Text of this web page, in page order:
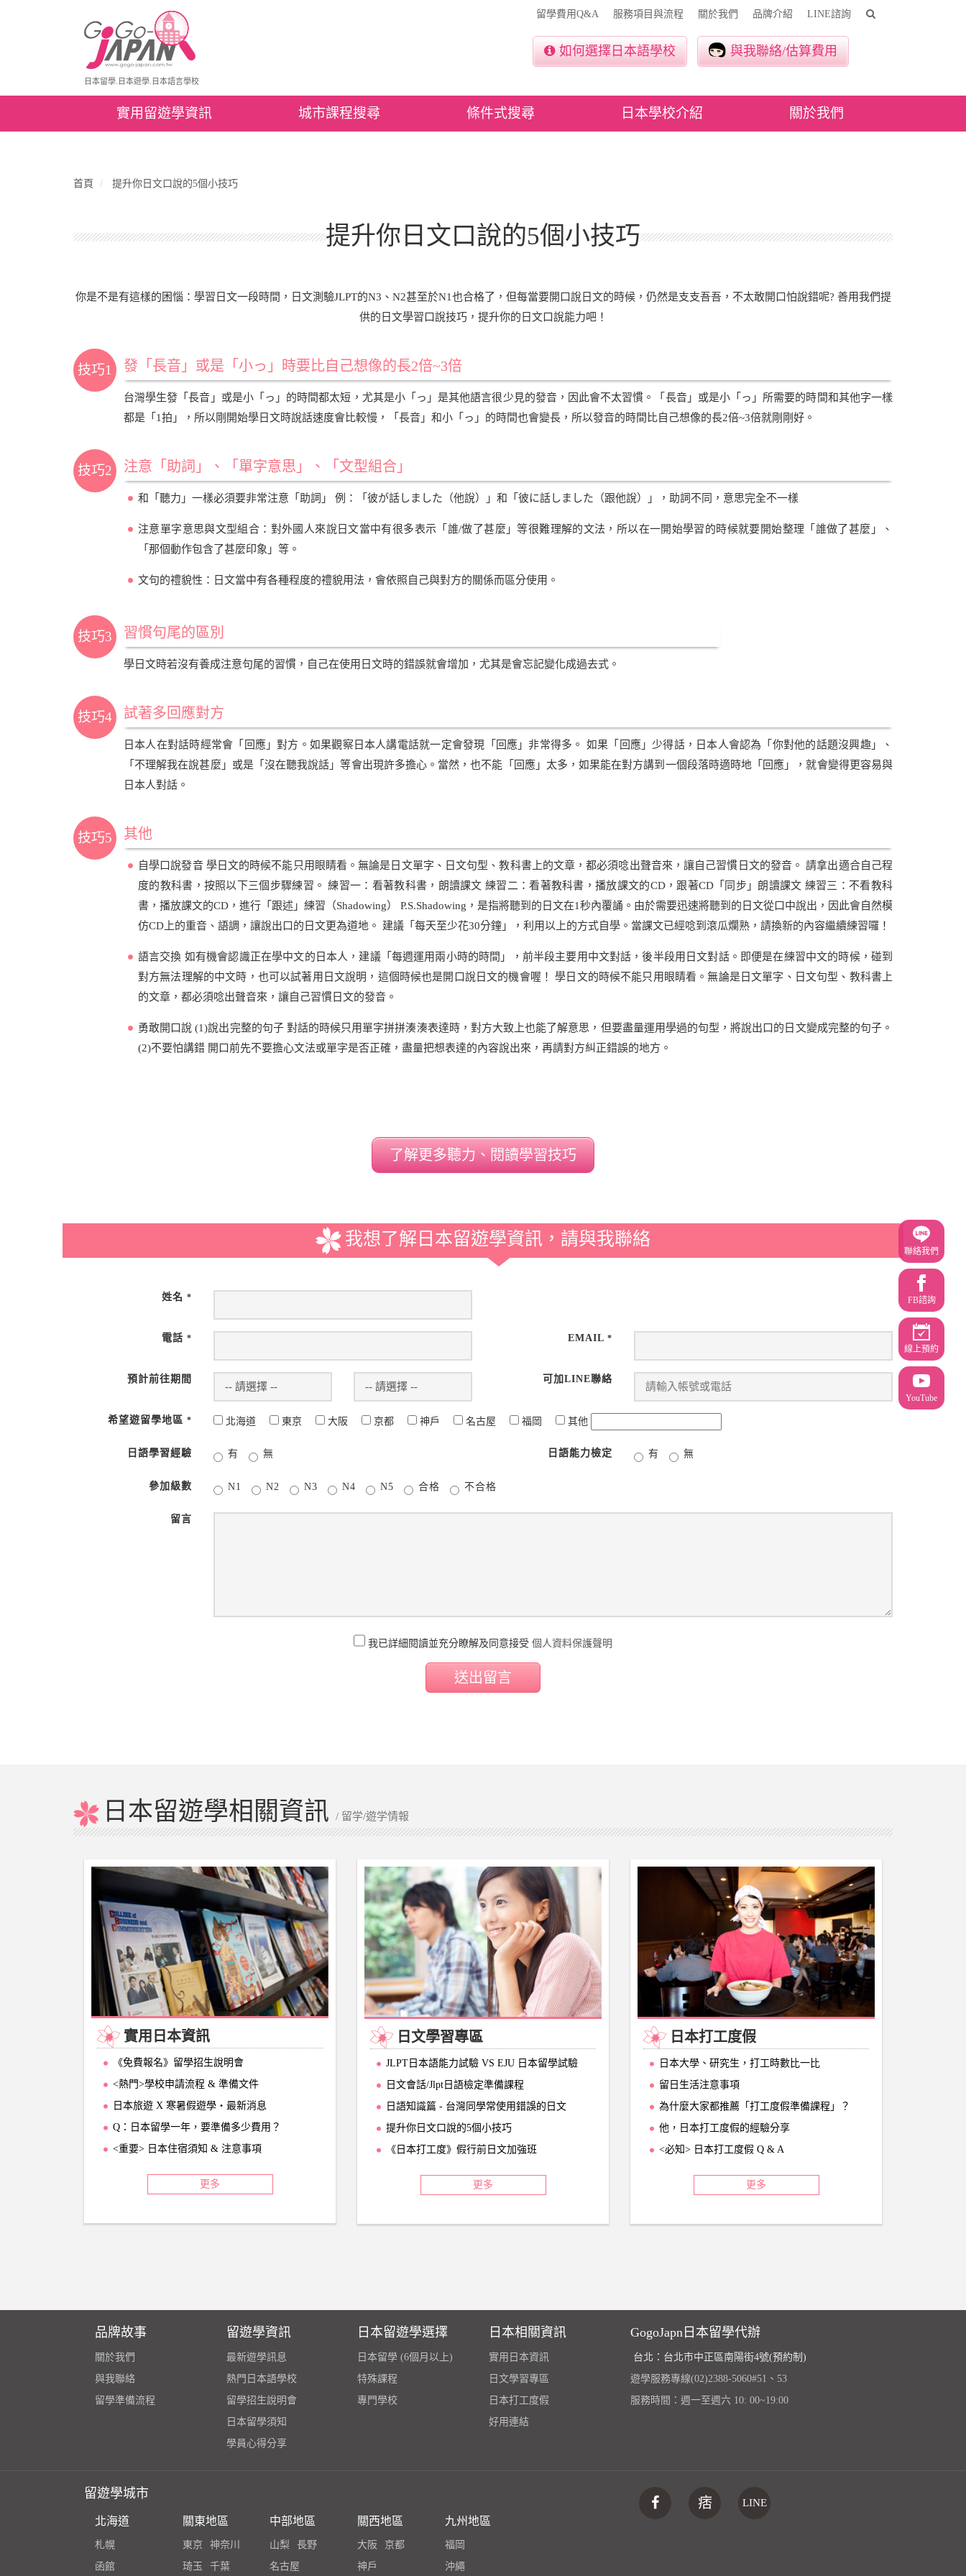
日本留學.日本遊學.日本語言學校
留學費用Q&A 服務項目與流程 關於我們 品牌介紹 LINE諮詢
如何選擇日本語學校 與我聯絡/估算費用
實用留遊學資訊 城市課程搜尋 條件式搜尋 日本學校介紹 關於我們
首頁 提升你日文口說的5個小技巧
提升你日文口說的5個小技巧
你是不是有這樣的困惱：學習日文一段時間，日文測驗JLPT的N3、N2甚至於N1也合格了，但每當要開口說日文的時候，仍然是支支吾吾，不太敢開口怕說錯呢? 善用我們提
供的日文學習口說技巧，提升你的日文口說能力吧！
技巧1 發「長音」或是「小っ」時要比自己想像的長2倍~3倍
台灣學生發「長音」或是小「っ」的時間都太短，尤其是小「っ」是其他語言很少見的發音，因此會不太習慣。「長音」或是小「っ」所需要的時間和其他字一樣
都是「1拍」，所以剛開始學日文時說話速度會比較慢，「長音」和小「っ」的時間也會變長，所以發音的時間比自己想像的長2倍~3倍就剛剛好。
技巧2 注意「助詞」、「單字意思」、「文型組合」
和「聽力」一樣必須要非常注意「助詞」 例：「彼が話しました（他說）」和「彼に話しました（跟他說）」，助詞不同，意思完全不一樣
注意單字意思與文型組合：對外國人來說日文當中有很多表示「誰/做了甚麼」等很難理解的文法，所以在一開始學習的時候就要開始整理「誰做了甚麼」、
「那個動作包含了甚麼印象」等。
文句的禮貌性：日文當中有各種程度的禮貌用法，會依照自己與對方的關係而區分使用。
技巧3 習慣句尾的區別
學日文時若沒有養成注意句尾的習慣，自己在使用日文時的錯誤就會增加，尤其是會忘記變化成過去式。
技巧4 試著多回應對方
日本人在對話時經常會「回應」對方。如果觀察日本人講電話就一定會發現「回應」非常得多。 如果「回應」少得話，日本人會認為「你對他的話題沒興趣」、
「不理解我在說甚麼」或是「沒在聽我說話」等會出現許多擔心。當然，也不能「回應」太多，如果能在對方講到一個段落時適時地「回應」，就會變得更容易與
日本人對話。
技巧5 其他
自學口說發音 學日文的時候不能只用眼睛看。無論是日文單字、日文句型、教科書上的文章，都必須唸出聲音來，讓自己習慣日文的發音。 請拿出適合自己程
度的教科書，按照以下三個步驟練習。 練習一：看著教科書，朗讀課文 練習二：看著教科書，播放課文的CD，跟著CD「同步」朗讀課文 練習三：不看教科
書，播放課文的CD，進行「跟述」練習（Shadowing） P.S.Shadowing，是指將聽到的日文在1秒內覆誦。由於需要迅速將聽到的日文從口中說出，因此會自然模
仿CD上的重音、語調，讓說出口的日文更為道地。 建議「每天至少花30分鐘」，利用以上的方式自學。當課文已經唸到滾瓜爛熟，請換新的內容繼續練習囉！
語言交換 如有機會認識正在學中文的日本人，建議「每週運用兩小時的時間」，前半段主要用中文對話，後半段用日文對話。即便是在練習中文的時候，碰到
對方無法理解的中文時，也可以試著用日文說明，這個時候也是開口說日文的機會喔！ 學日文的時候不能只用眼睛看。無論是日文單字、日文句型、教科書上
的文章，都必須唸出聲音來，讓自己習慣日文的發音。
勇敢開口說 (1)說出完整的句子 對話的時候只用單字拼拼湊湊表達時，對方大致上也能了解意思，但要盡量運用學過的句型，將說出口的日文變成完整的句子。
(2)不要怕講錯 開口前先不要擔心文法或單字是否正確，盡量把想表達的內容說出來，再請對方糾正錯誤的地方。
了解更多聽力、閱讀學習技巧
我想了解日本留遊學資訊，請與我聯絡
姓名 *
電話 * EMAIL *
預計前往期間 可加LINE聯絡
希望遊留學地區 * 北海道 東京 大阪 京都 神戶 名古屋 福岡 其他
日語學習經驗 有 無 日語能力檢定 有 無
參加級數 N1 N2 N3 N4 N5 合格 不合格
留言
我已詳細閱讀並充分瞭解及同意接受個人資料保護聲明
送出留言
日本留遊學相關資訊/ 留学/遊学情報
實用日本資訊
《免費報名》留學招生說明會
<熱門>學校申請流程 & 準備文件
日本旅遊 X 寒暑假遊學‧最新消息
Q：日本留學一年，要準備多少費用？
<重要> 日本住宿須知 & 注意事項
更多
日文學習專區
JLPT日本語能力試驗 VS EJU 日本留學試驗
日文會話/Jlpt日語檢定準備課程
日語知識篇 - 台灣同學常使用錯誤的日文
提升你日文口說的5個小技巧
《日本打工度》假行前日文加強班
更多
日本打工度假
日本大學、研究生，打工時數比一比
留日生活注意事項
為什麼大家都推薦「打工度假準備課程」？
他，日本打工度假的經驗分享
<必知> 日本打工度假 Q & A
更多
品牌故事
關於我們
與我聯絡
留學準備流程
留遊學資訊
最新遊學訊息
熱門日本語學校
留學招生說明會
日本留學須知
學員心得分享
日本留遊學選擇
日本留學 (6個月以上)
特殊課程
專門學校
日本相關資訊
實用日本資訊
日文學習專區
日本打工度假
好用連結
GogoJapn日本留學代辦
台北：台北市中正區南陽街4號(預約制)
遊學服務專線(02)2388-5060#51、53
服務時間：週一至週六 10: 00~19:00
留遊學城市
北海道
札幌
函館
關東地區
東京
神奈川
琦玉
千葉
中部地區
山梨
長野
名古屋
關西地區
大阪
京都
神戶
九州地區
福岡
沖繩
痞 LINE
聯絡我們
FB諮詢
線上預約
YouTube